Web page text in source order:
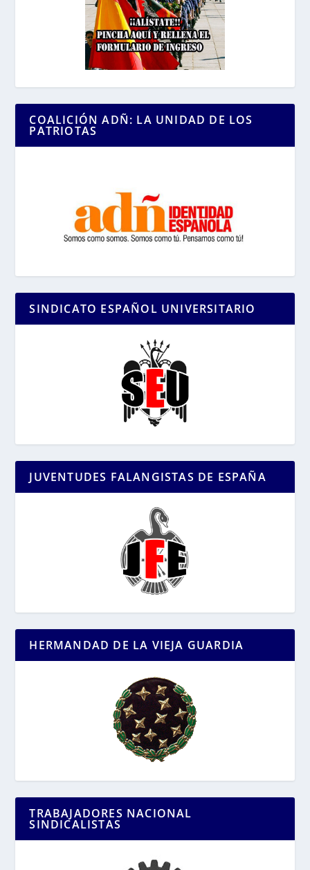
COALICIÓN ADÑ: LA UNIDAD DE LOS
PATRIOTAS
SINDICATO ESPAÑOL UNIVERSITARIO
JUVENTUDES FALANGISTAS DE ESPAÑA
HERMANDAD DE LA VIEJA GUARDIA
TRABAJADORES NACIONAL
SINDICALISTAS